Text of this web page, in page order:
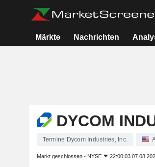
Märkte Nachrichten
DYCOM
Termine Dycom Industries, Inc.
Markt geschlossen - NYSE 22:00:03